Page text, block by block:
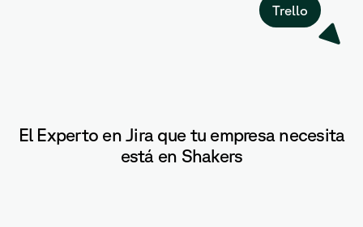
Trello
El Experto en Jira que tu empresa necesita
está en Shakers